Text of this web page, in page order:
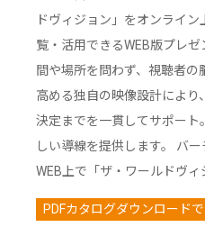
ドヴィジョン」をオンライン
覧・活用できるWEB版プレ
間や場所を問わず、視聴者
高める独自の映像設計によ
決定までを一貫してサポート
しい導線を提供します。 バ
WEB上で「ザ・ワールドヴィ
PDFカタログダウンロード